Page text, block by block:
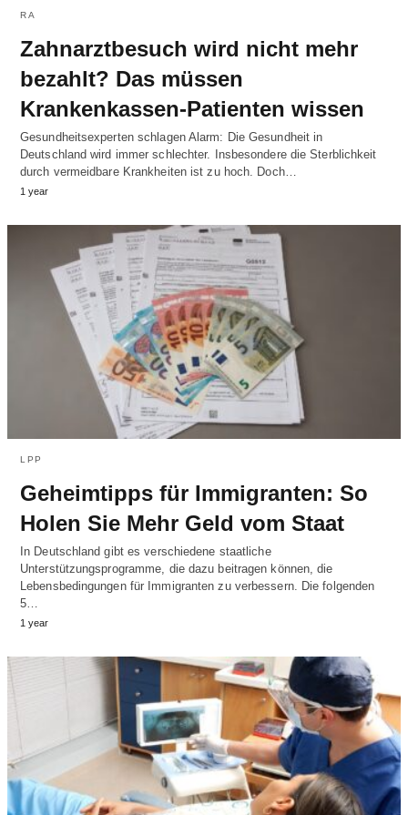
RA
Zahnarztbesuch wird nicht mehr
bezahlt? Das müssen
Krankenkassen-Patienten wissen
Gesundheitsexperten schlagen Alarm: Die Gesundheit in
Deutschland wird immer schlechter. Insbesondere die Sterblichkeit
durch vermeidbare Krankheiten ist zu hoch. Doch…
1 year
LPP
Geheimtipps für Immigranten: So
Holen Sie Mehr Geld vom Staat
In Deutschland gibt es verschiedene staatliche
Unterstützungsprogramme, die dazu beitragen können, die
Lebensbedingungen für Immigranten zu verbessern. Die folgenden
5…
1 year